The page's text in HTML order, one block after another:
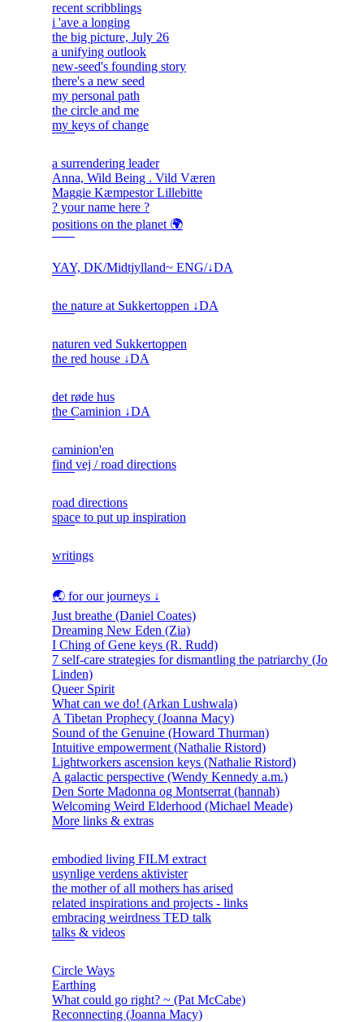
recent scribblings
i 'ave a longing
the big picture, July 26
a unifying outlook
new-seed's founding story
there's a new seed
my personal path
the circle and me
my keys of change
a surrendering leader
Anna, Wild Being . Vild Væren
Maggie Kæmpestor Lillebitte
? your name here ?
positions on the planet 🌍
YAY, DK/Midtjylland~ ENG/↓DA
the nature at Sukkertoppen ↓DA
naturen ved Sukkertoppen
the red house ↓DA
det røde hus
the Caminion ↓DA
caminion'en
find vej / road directions
road directions
space to put up inspiration
writings
🌏 for our journeys ↓
Just breathe (Daniel Coates)
Dreaming New Eden (Zia)
I Ching of Gene keys (R. Rudd)
7 self-care strategies for dismantling the patriarchy (Jo
Linden)
Queer Spirit
What can we do! (Arkan Lushwala)
A Tibetan Prophecy (Joanna Macy)
Sound of the Genuine (Howard Thurman)
Intuitive empowerment (Nathalie Ristord)
Lightworkers ascension keys (Nathalie Ristord)
A galactic perspective (Wendy Kennedy a.m.)
Den Sorte Madonna og Montserrat (hannah)
Welcoming Weird Elderhood (Michael Meade)
More links & extras
embodied living FILM extract
usynlige verdens aktivister
the mother of all mothers has arised
related inspirations and projects - links
embracing weirdness TED talk
talks & videos
Circle Ways
Earthing
What could go right? ~ (Pat McCabe)
Reconnecting (Joanna Macy)